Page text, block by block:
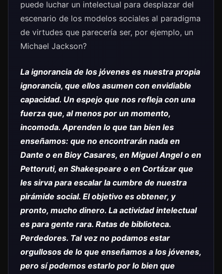
puede luchar un intelectual para desplazar del
escenario de los modelos sociales al paradigma
de virtudes que parecería ser, por ejemplo, un
Michael Jackson?
La ignorancia de los jóvenes es nuestra propia
ignorancia, que ellos asumen con envidiable
capacidad. Un espejo que nos refleja con una
fuerza que, al menos por un momento,
incomoda. Aprenden lo que tan bien les
enseñamos: que no encontrarán nada en
Dante o en Bioy Casares, en Miguel Angel o en
Pettoruti, en Shakespeare o en Cortázar que
les sirva para escalar la cumbre de nuestra
pirámide social. El objetivo es obtener, y
pronto, mucho dinero. La actividad intelectual
es para gente rara. Ratas de biblioteca.
Perdedores. Tal vez no podamos estar
orgullosos de lo que enseñamos a los jóvenes,
pero sí podemos estarlo por lo bien que